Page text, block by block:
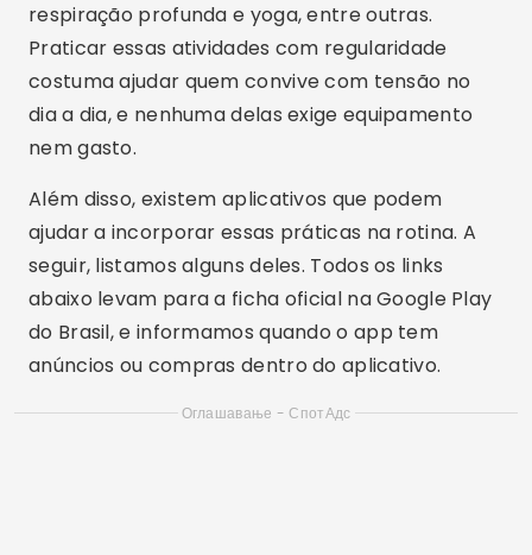
respiração profunda e yoga, entre outras.
Praticar essas atividades com regularidade
costuma ajudar quem convive com tensão no
dia a dia, e nenhuma delas exige equipamento
nem gasto.
Além disso, existem aplicativos que podem
ajudar a incorporar essas práticas na rotina. A
seguir, listamos alguns deles. Todos os links
abaixo levam para a ficha oficial na Google Play
do Brasil, e informamos quando o app tem
anúncios ou compras dentro do aplicativo.
Оглашавање - СпотАдс